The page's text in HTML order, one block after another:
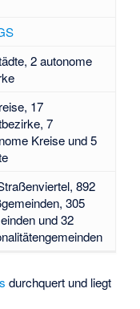
2 autonome
17
7
Kreise und 5
892
305
und 32
durchquert und liegt